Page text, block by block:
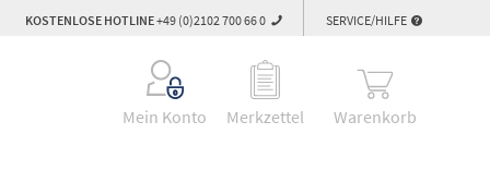
SERVICE/HILFE
KOSTENLOSE HOTLINE+49 (0)2102 700 66 0
Mein Konto Merkzettel Warenkorb